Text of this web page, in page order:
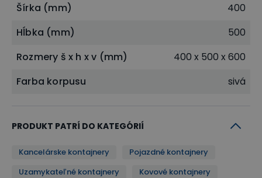
Šírka (mm)
400
Hĺbka (mm)
500
Rozmery š x h x v (mm)
400 x 500 x 600
Farba korpusu
sivá
PRODUKT PATRÍ DO KATEGÓRIÍ
Kancelárske kontajnery
Pojazdné kontajnery
Uzamykateľné kontajnery
Kovové kontajnery